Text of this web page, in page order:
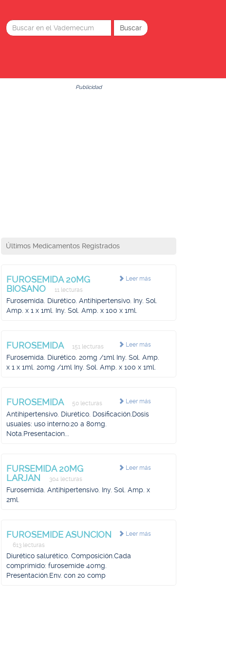
Publicidad
Últimos Medicamentos Registrados
Leer más
FUROSEMIDA 20MG
BIOSANO
11 lecturas
Furosemida. Diurético. Antihipertensivo. Iny. Sol.
Amp. x 1 x 1ml. Iny. Sol. Amp. x 100 x 1ml.
Leer más
FUROSEMIDA 151 lecturas
Furosemida. Diurético. 20mg /1ml Iny. Sol. Amp.
x 1 x 1ml. 20mg /1ml Iny. Sol. Amp. x 100 x 1ml.
Leer más
FUROSEMIDA 50 lecturas
Antihipertensivo. Diurético. Dosificación.Dosis
usuales: uso interno:20 a 80mg.
Nota.Presentacion...
Leer más
FURSEMIDA 20MG
LARJAN
304 lecturas
Furosemida. Antihipertensivo. Iny. Sol. Amp. x
2ml.
Leer más
FUROSEMIDE ASUNCION
613 lecturas
Diurético salurético. Composición.Cada
comprimido: furosemide 40mg.
Presentación.Env. con 20 comp